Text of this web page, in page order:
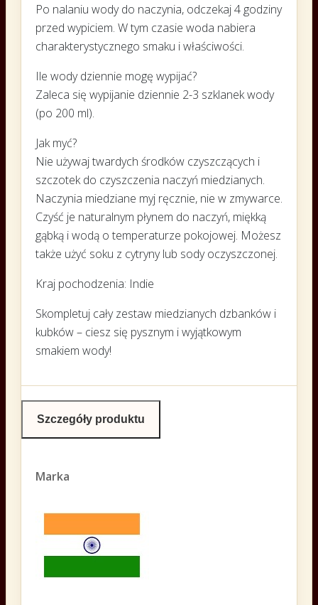
Po nalaniu wody do naczynia, odczekaj 4 godziny
przed wypiciem. W tym czasie woda nabiera
charakterystycznego smaku i właściwości.
Ile wody dziennie mogę wypijać?
Zaleca się wypijanie dziennie 2-3 szklanek wody
(po 200 ml).
Jak myć?
Nie używaj twardych środków czyszczących i
szczotek do czyszczenia naczyń miedzianych.
Naczynia miedziane myj ręcznie, nie w zmywarce.
Czyść je naturalnym płynem do naczyń, miękką
gąbką i wodą o temperaturze pokojowej. Możesz
także użyć soku z cytryny lub sody oczyszczonej.
Kraj pochodzenia: Indie
Skompletuj cały zestaw miedzianych dzbanków i
kubków – ciesz się pysznym i wyjątkowym
smakiem wody!
Szczegóły produktu
Marka